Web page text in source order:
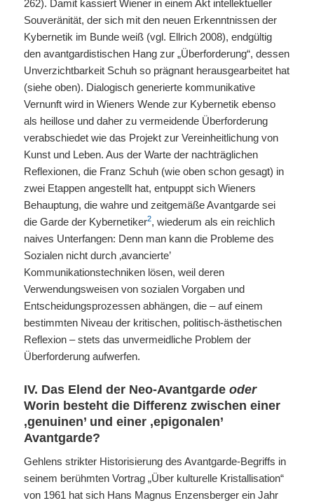
262). Damit kassiert Wiener in einem Akt intellektueller
Souveränität, der sich mit den neuen Erkenntnissen der
Kybernetik im Bunde weiß (vgl. Ellrich 2008), endgültig
den avantgardistischen Hang zur „Überforderung“, dessen
Unverzichtbarkeit Schuh so prägnant herausgearbeitet hat
(siehe oben). Dialogisch generierte kommunikative
Vernunft wird in Wieners Wende zur Kybernetik ebenso
als heillose und daher zu vermeidende Überforderung
verabschiedet wie das Projekt zur Vereinheitlichung von
Kunst und Leben. Aus der Warte der nachträglichen
Reflexionen, die Franz Schuh (wie oben schon gesagt) in
zwei Etappen angestellt hat, entpuppt sich Wieners
Behauptung, die wahre und zeitgemäße Avantgarde sei
die Garde der Kybernetiker2, wiederum als ein reichlich
naives Unterfangen: Denn man kann die Probleme des
Sozialen nicht durch ‚avancierte’
Kommunikationstechniken lösen, weil deren
Verwendungsweisen von sozialen Vorgaben und
Entscheidungsprozessen abhängen, die – auf einem
bestimmten Niveau der kritischen, politisch-ästhetischen
Reflexion – stets das unvermeidliche Problem der
Überforderung aufwerfen.
IV. Das Elend der Neo-Avantgardeoder
Worin besteht die Differenz zwischen einer
‚genuinen’ und einer ‚epigonalen’
Avantgarde?
Gehlens strikter Historisierung des Avantgarde-Begriffs in
seinem berühmten Vortrag „Über kulturelle Kristallisation“
von 1961 hat sich Hans Magnus Enzensberger ein Jahr